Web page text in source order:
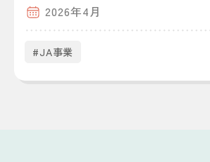
2026年4月
#JA事業